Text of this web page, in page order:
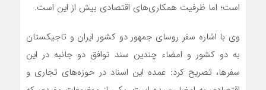
است؛ اما ظرفیت همکاری‌های اقتصادی بیش از این‌ است.
وی با اشاره سفر روسای جمهور دو کشور ایران و تاجیکستان
به دو کشور و امضاء چندین سند توافق دو جانبه در این
سفرها، تصریح کرد: عمده این اسناد در حوزه‌های تجاری و